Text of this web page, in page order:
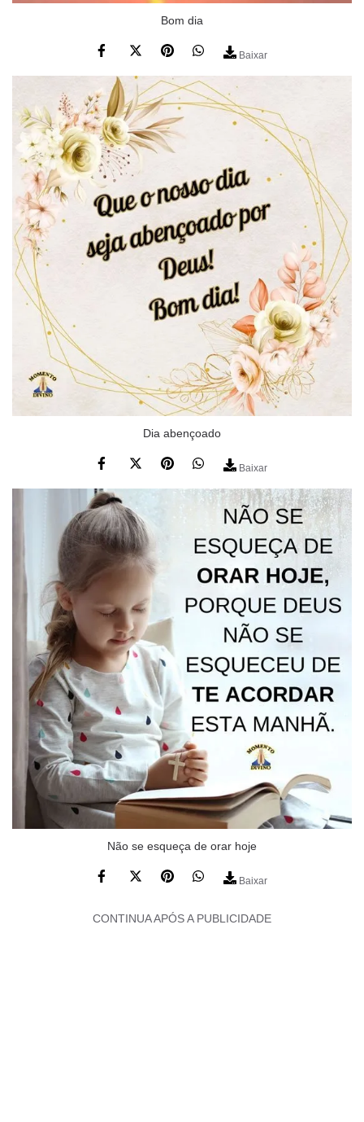
Bom dia
Baixar
Dia abençoado
Baixar
Não se esqueça de orar hoje
Baixar
CONTINUA APÓS A PUBLICIDADE